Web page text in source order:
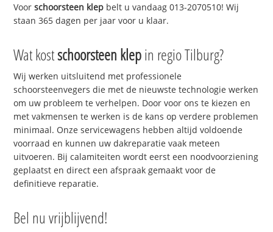
Voorschoorsteen klep belt u vandaag 013-2070510! Wij
staan 365 dagen per jaar voor u klaar.
Wat kostschoorsteen klepin regio Tilburg?
Wij werken uitsluitend met professionele
schoorsteenvegers die met de nieuwste technologie werken
om uw probleem te verhelpen. Door voor ons te kiezen en
met vakmensen te werken is de kans op verdere problemen
minimaal. Onze servicewagens hebben altijd voldoende
voorraad en kunnen uw dakreparatie vaak meteen
uitvoeren. Bij calamiteiten wordt eerst een noodvoorziening
geplaatst en direct een afspraak gemaakt voor de
definitieve reparatie.
Bel nu vrijblijvend!